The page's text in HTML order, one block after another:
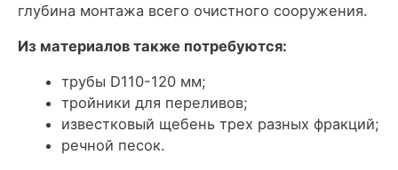
глубина монтажа всего очистного сооружения.
Из материалов также потребуются:
трубы D110-120 мм;
тройники для переливов;
известковый щебень трех разных фракций;
речной песок.